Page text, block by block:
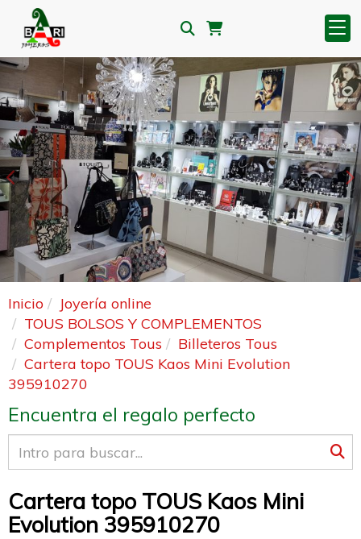
Anterior
Inicio
Joyería online
TOUS BOLSOS Y COMPLEMENTOS
Complementos Tous
Billeteros Tous
Cartera topo TOUS Kaos Mini Evolution
395910270
Encuentra el regalo perfecto
Cartera topo TOUS Kaos Mini
Evolution 395910270